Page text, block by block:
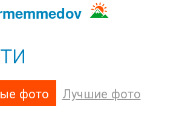
фото Лучшие фото